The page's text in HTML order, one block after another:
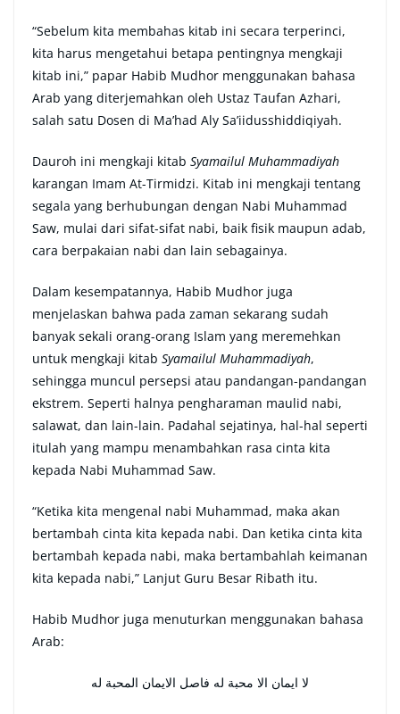
“Sebelum kita membahas kitab ini secara terperinci,
kita harus mengetahui betapa pentingnya mengkaji
kitab ini,” papar Habib Mudhor menggunakan bahasa
Arab yang diterjemahkan oleh Ustaz Taufan Azhari,
salah satu Dosen di Ma’had Aly Sa’iidusshiddiqiyah.
Dauroh ini mengkaji kitab Syamailul Muhammadiyah
karangan Imam At-Tirmidzi. Kitab ini mengkaji tentang
segala yang berhubungan dengan Nabi Muhammad
Saw, mulai dari sifat-sifat nabi, baik fisik maupun adab,
cara berpakaian nabi dan lain sebagainya.
Dalam kesempatannya, Habib Mudhor juga
menjelaskan bahwa pada zaman sekarang sudah
banyak sekali orang-orang Islam yang meremehkan
untuk mengkaji kitab Syamailul Muhammadiyah,
sehingga muncul persepsi atau pandangan-pandangan
ekstrem. Seperti halnya pengharaman maulid nabi,
salawat, dan lain-lain. Padahal sejatinya, hal-hal seperti
itulah yang mampu menambahkan rasa cinta kita
kepada Nabi Muhammad Saw.
“Ketika kita mengenal nabi Muhammad, maka akan
bertambah cinta kita kepada nabi. Dan ketika cinta kita
bertambah kepada nabi, maka bertambahlah keimanan
kita kepada nabi,” Lanjut Guru Besar Ribath itu.
Habib Mudhor juga menuturkan menggunakan bahasa
Arab:
لا ايمان الا محبة له فاصل الايمان المحبة له